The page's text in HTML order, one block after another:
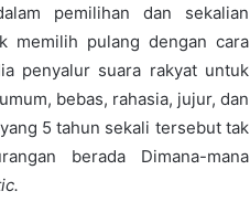
pemilihan dan sekalian
memilih pulang dengan cara
penyalur suara rakyat untuk
bebas, rahasia, jujur, dan
5 tahun sekali tersebut tak
berada Dimana-mana